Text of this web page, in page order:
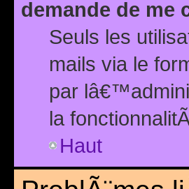
demande de me
Seuls les
mails via le
par
la
Haut